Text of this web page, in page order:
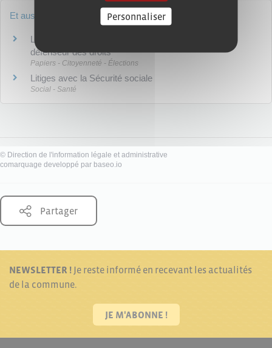
Et aussi
Litiges avec l'administration : recours administratif,
défenseur des droits
Papiers - Citoyenneté - Élections
Litiges avec la Sécurité sociale
Social - Santé
© Direction de l'information légale et administrative
comarquage developpé par baseo.io
Partager
NEWSLETTER ! Je reste informé en recevant les actualités
de la commune.
JE M'ABONNE !
Personnaliser